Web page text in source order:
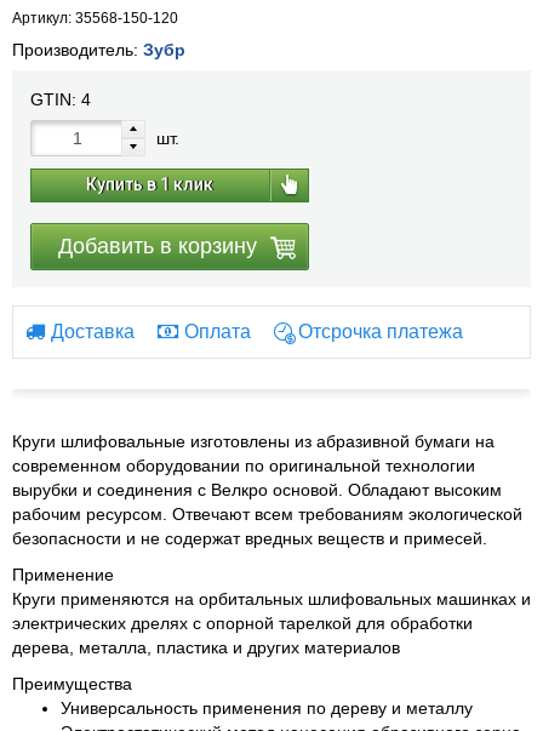
Артикул: 35568-150-120
Производитель: Зубр
GTIN: 4
шт.
Купить в 1 клик
Добавить в корзину
Доставка Оплата Отсрочка платежа
Круги шлифовальные изготовлены из абразивной бумаги на
современном оборудовании по оригинальной технологии
вырубки и соединения с Велкро основой. Обладают высоким
рабочим ресурсом. Отвечают всем требованиям экологической
безопасности и не содержат вредных веществ и примесей.
Применение
Круги применяются на орбитальных шлифовальных машинках и
электрических дрелях с опорной тарелкой для обработки
дерева, металла, пластика и других материалов
Преимущества
Универсальность применения по дереву и металлу